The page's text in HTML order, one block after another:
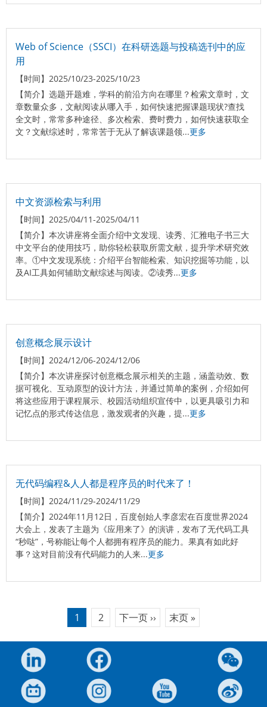
Web of Science（SSCI）在科研选题与投稿选刊中的应
用
【时间】 2025/10/23-2025/10/23
【简介】 选题开题难，学科的前沿方向在哪里？检索文章时，文
章数量众多，文献阅读从哪入手，如何快速把握课题现状?查找
全文时，常常多种途径、多次检索、费时费力，如何快速获取全
文？文献综述时，常常苦于无从了解该课题领...更多
中文资源检索与利用
【时间】 2025/04/11-2025/04/11
【简介】 本次讲座将全面介绍中文发现、读秀、汇雅电子书三大
中文平台的使用技巧，助你轻松获取所需文献，提升学术研究效
率。①中文发现系统：介绍平台智能检索、知识挖掘等功能，以
及AI工具如何辅助文献综述与阅读。②读秀...更多
创意概念展示设计
【时间】 2024/12/06-2024/12/06
【简介】 本次讲座探讨创意概念展示相关的主题，涵盖动效、数
据可视化、互动原型的设计方法，并通过简单的案例，介绍如何
将这些应用于课程展示、校园活动组织宣传中，以更具吸引力和
记忆点的形式传达信息，激发观者的兴趣，提...更多
无代码编程&人人都是程序员的时代来了！
【时间】 2024/11/29-2024/11/29
【简介】 2024年11月12日，百度创始人李彦宏在百度世界2024
大会上，发表了主题为《应用来了》的演讲，发布了无代码工具
“秒哒”，号称能让每个人都拥有程序员的能力。果真有如此好
事？这对目前没有代码能力的人来...更多
当
前
页
1 Page
2 下
一
页
下一页 ›› 末
页
末页 »